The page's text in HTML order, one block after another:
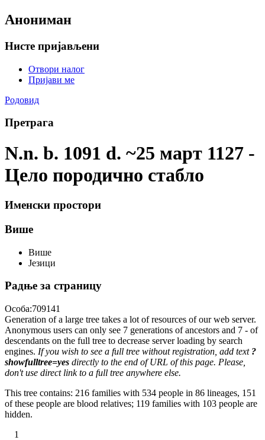
Анониман
Нисте пријављени
Отвори налог
Пријави ме
Родовид
Претрага
N.n. b. 1091 d. ~25 март 1127 -
Цело породично стабло
Именски простори
Више
Више
Језици
Радње за страницу
Особа:709141
Generation of a large tree takes a lot of resources of our web server.
Anonymous users can only see 7 generations of ancestors and 7 - of
descendants on the full tree to decrease server loading by search
engines. If you wish to see a full tree without registration, add text ?
showfulltree=yes directly to the end of URL of this page. Please,
don't use direct link to a full tree anywhere else.
This tree contains: 216 families with 534 people in 86 lineages, 151
of these people are blood relatives; 119 families with 103 people are
hidden.
1